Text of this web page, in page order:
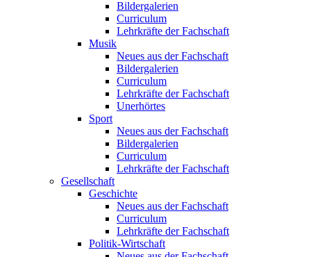
Bildergalerien
Curriculum
Lehrkräfte der Fachschaft
Musik
Neues aus der Fachschaft
Bildergalerien
Curriculum
Lehrkräfte der Fachschaft
Unerhörtes
Sport
Neues aus der Fachschaft
Bildergalerien
Curriculum
Lehrkräfte der Fachschaft
Gesellschaft
Geschichte
Neues aus der Fachschaft
Curriculum
Lehrkräfte der Fachschaft
Politik-Wirtschaft